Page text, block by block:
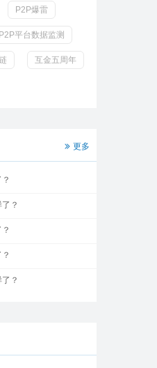
P2P爆雷
P2P平台数据监测
互金五周年
更多
？
？